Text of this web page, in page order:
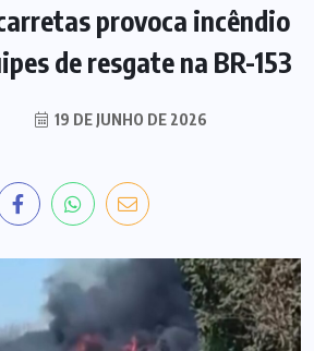
provoca incêndio
de resgate na BR-153
19 DE JUNHO DE 2026